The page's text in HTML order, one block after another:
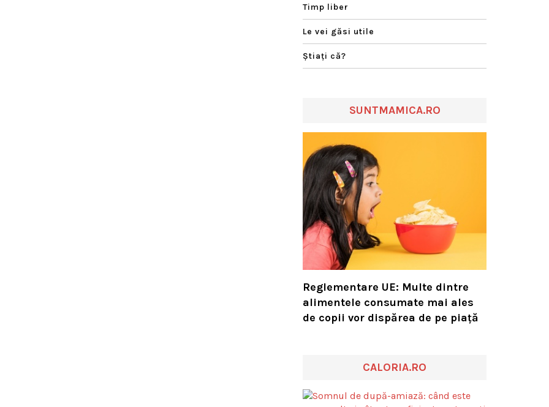
Timp liber
Le vei găsi utile
Ştiaţi că?
SUNTMAMICA.RO
Reglementare UE: Multe dintre
alimentele consumate mai ales
de copii vor dispărea de pe piață
CALORIA.RO